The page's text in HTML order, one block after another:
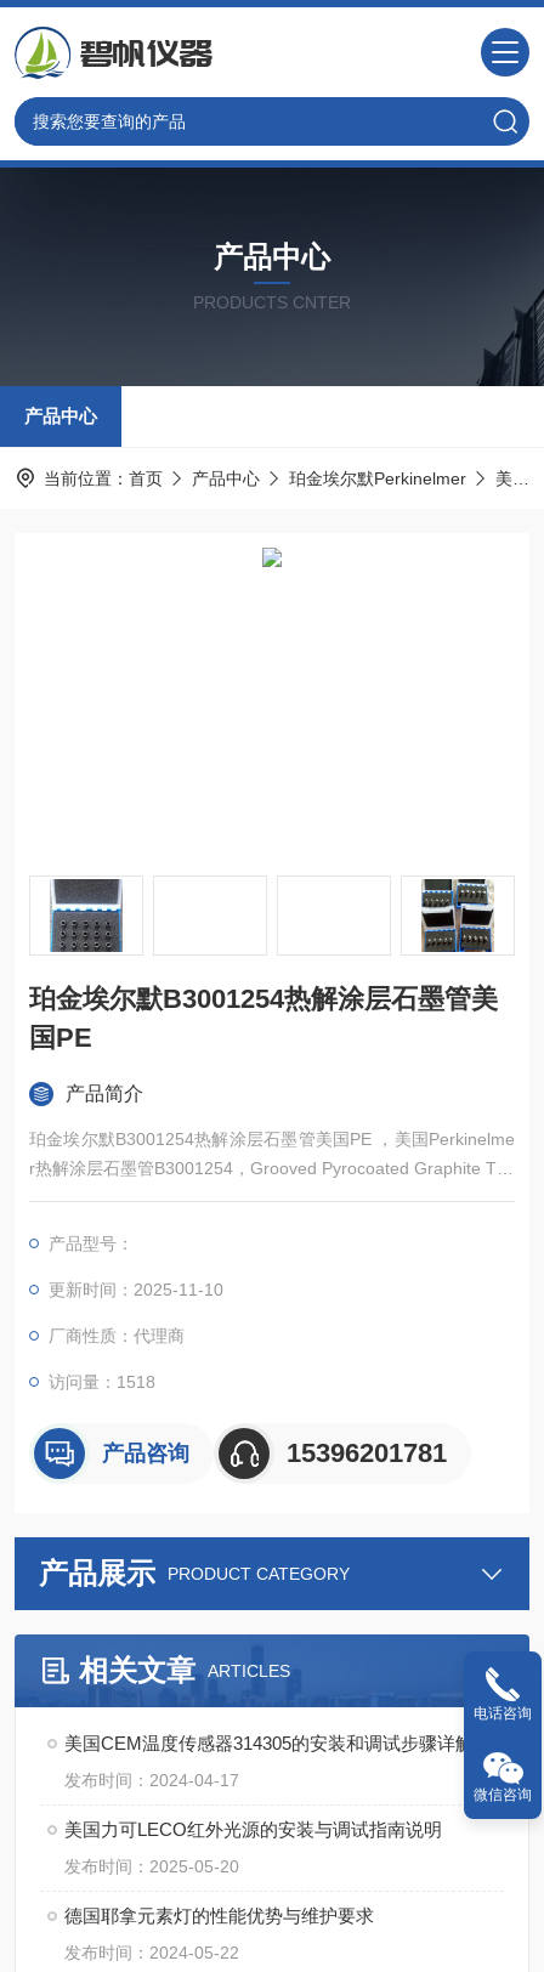
产品中心
PRODUCTS CNTER
产品中心
当前位置： 首页 产品中心 珀金埃尔默Perkinelmer 美国PE光谱耗材
珀金埃尔默B3001254热解涂层石墨管美
国PE
产品简介
珀金埃尔默B3001254热解涂层石墨管美国PE ，美国Perkinelme
r热解涂层石墨管B3001254，Grooved Pyrocoated Graphite Tub
es,Pkg.20，一盒20只装。产品*，常备现货。
产品型号：
更新时间：2025-11-10
厂商性质：代理商
访问量：1518
产品咨询 15396201781
产品展示 PRODUCT CATEGORY
相关文章 ARTICLES
美国CEM温度传感器314305的安装和调试步骤详解
发布时间：2024-04-17
美国力可LECO红外光源的安装与调试指南说明
发布时间：2025-05-20
德国耶拿元素灯的性能优势与维护要求
发布时间：2024-05-22
电话咨询
微信咨询